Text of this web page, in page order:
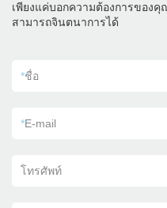
เพียงแค่บอกความต้องการของ
สามารถจินตนาการได้
*ชื่อ
*E-mail
โทรศัพท์